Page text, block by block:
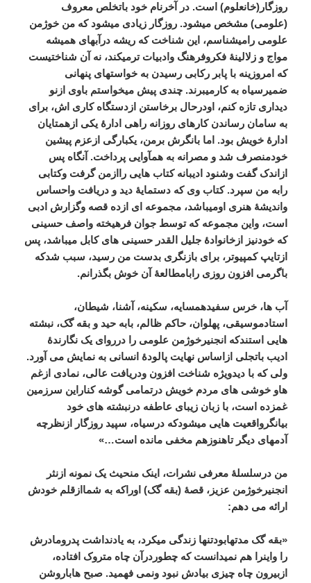
روزگار(خانعلوم) است.در آخرنام خود باتخلص معروف
(علومی)مشخص میشود.روزگار زیادی میشود که من خوژمن
علومی رامیشناسم، این شناخت که ریشه درآبهای همیشه
مواج و زلالینۀ فکروفرهنگ وادبیات ترمیکند، نه آن شناختیست
که امروزینه با پابر رکابی رسیدن به خواستهای پنهانی
ضمیرسیاه به کارمیبرند.چندی پیش میخواستم باوی ازنو
دیداری تازه کنم، اودرحال برخاستن ازدستگاه کاری اش، برای
به سامان رساندن کارهای روزانه راهی ادارۀ یکی ازهمتایان
ادارۀ خویش بود. اما بانگرش برمن، یکبارگی ازعزم پیشین
خودمنصرف شد و مصرانه به همآوایی پرداخت. آنگاه پس
ازاندک گفت وشنود ادیبانه کتاب هایی راازمن گرفت وکتابی
رابه من سپرد.کتاب وی که دستمایۀ دید و دریافت واحساس
واندیشۀ هنری اومیباشد، مجموعه ای ازده قصه وگزارش ادبی
است، واین مجموعه که توسط جوان فرهیخته واصف حسینی
که خودنیز ازخانوادۀ جلیل القدر حسینی های کابل میباشد، پس
ازتایپ کمپیوتر، برای بازنگری بدست من رسید، سبب شدکه
باگرمی افزون روزی رابامطالعۀ آن خوش بگذرانم.
آب ها، خرس سفیدهمسایه، سکینه، آشنا، شیطان،
استادموسیقی، پهلوان، حاکم ظالم، بابه حید و بقه گک، نبشته
هایی استندکه انجنیرخوژمن علومی را درروای یک نگارندۀ
ادیب باتجلی ازاساس نهایت پالودۀ انسانی به نمایش می آورد.
ولی که با دیدویژه شناخت افزون ودریافت عالی، نمادی ازغم
هاو خوشی های مردم خویش درتمامی گوشه کناراین سرزمین
غمزده است، با زبان زیبای عاطفه درنبشته های خود
بیانگرواقعیت هایی میشودکه درسیاه، سپید روزگار
ازنظرچه
آدمهای دیگر تاهنوزهم مخفی مانده است…»
من درسلسلۀ معرفی نشرات، اینک منحیث یک نمونه ازنثر
انجنیرخوژمن عزیز، قصۀ (بقه گک) اوراکه به شماازقلم خودش
ارائه می دهم:
«بقه گک مدتهابودتنها زندگی میکرد، به یادنداشت پدرومادرش
را
واینرا هم نمیدانست که چطوردرآن چاه متروک افتاده،
ازبیرون چاه چیزی بیادش نبود ونمی فهمید.صبح هاباروشن